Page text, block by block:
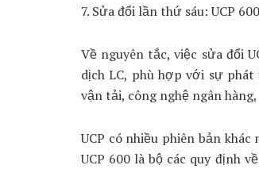
7. Sửa đổi lần thứ sáu: UCP
Về nguyên tắc, việc sửa đổi
dịch LC, phù hợp với sự
vận tải, công nghệ ngân
UCP có nhiều phiên bản
UCP 600 là bộ các quy định